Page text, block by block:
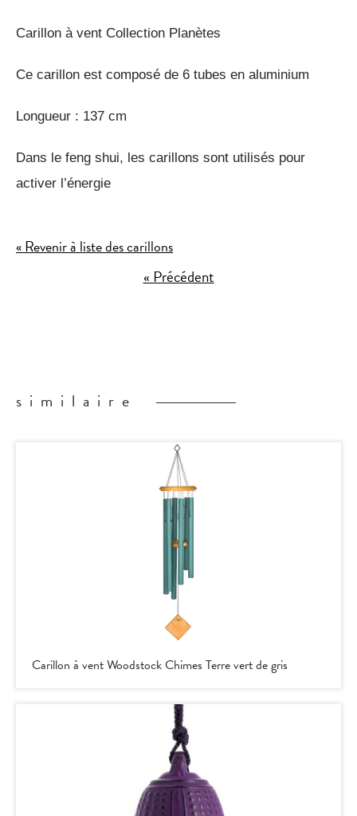
Carillon à vent Collection Planètes
Ce carillon est composé de 6 tubes en aluminium
Longueur : 137 cm
Dans le feng shui, les carillons sont utilisés pour
activer l’énergie
« Revenir à liste des carillons
« Précédent
similaire
Carillon à vent Woodstock Chimes Terre vert de gris